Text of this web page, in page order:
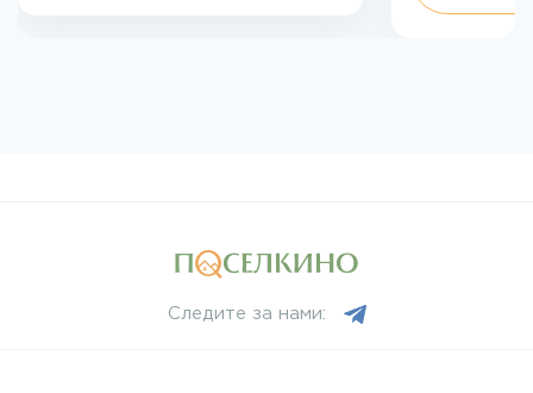
Следите за нами: